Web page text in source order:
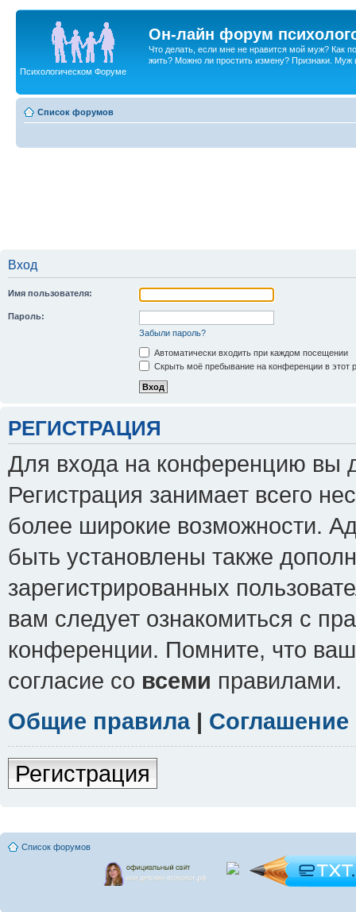
Он-лайн форум
Что делать, если мне не нравится мой муж? Как
жить? Можно ли простить измену? Признаки. Муж
Психологическом Форуме
Список форумов
Вход
Имя пользователя:
Пароль:
Забыли пароль?
Автоматически входить при каждом посещении
Скрыть моё пребывание на конференции в этот
РЕГИСТРАЦИЯ
Для входа на конференцию вы
Регистрация занимает всего
более широкие возможности.
быть установлены также
зарегистрированных
вам следует ознакомиться с
конференции. Помните, что
согласие со всеми правилами.
Общие правила|
Регистрация
Список форумов